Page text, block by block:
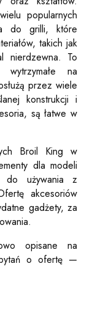
popularnych
do grilli, które
takich jak
nierdzewna. To
na
przez wiele
konstrukcji i
są łatwe w
Broil King w
dla modeli
do używania z
akcesoriów
gadżety, za
opisane na
o ofertę —